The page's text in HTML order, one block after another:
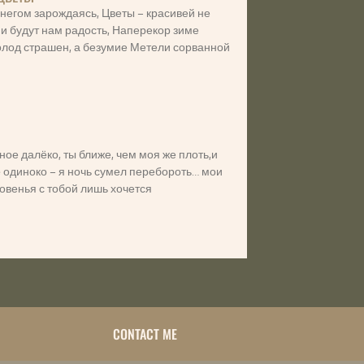
зарождаясь, Цветы – красивей не
будут нам радость, Наперекор зиме
страшен, а безумие Метели сорванной
далёко, ты ближе, чем моя же плоть,и
одиноко – я ночь сумел перебороть… мои
с тобой лишь хочется
CONTACT ME